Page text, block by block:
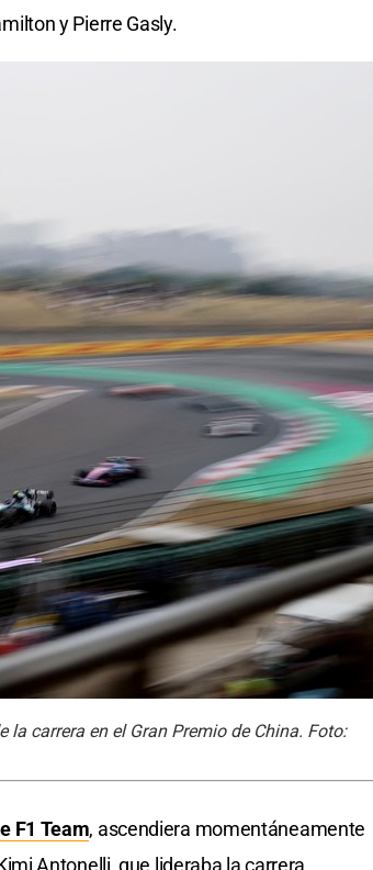
y Pierre Gasly.
carrera en el Gran Premio de China. Foto:
F1 Team, ascendiera momentáneamente
Antonelli, que lideraba la carrera.